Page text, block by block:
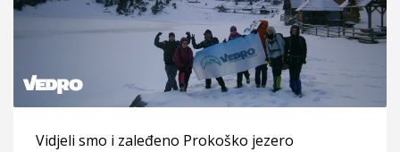
Vidjeli smo i zaleđeno Prokoško jezero